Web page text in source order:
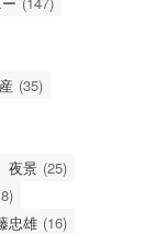
(35)
夜景 (25)
忠雄 (16)